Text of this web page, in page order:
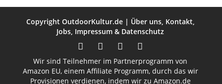
Copyright OutdoorKultur.de| Über uns, Kontakt
Jobs Impressum & Datenschutz
Wir sind Teilnehmer im Partnerprogramm von
Amazon EU, einem Affiliate Programm, durch das wir
Provisionen verdienen, indem wir zu Amazon.de